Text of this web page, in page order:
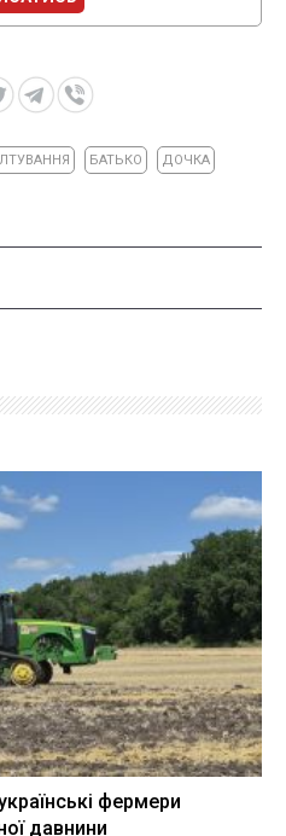
БАТЬКО ДОЧКА
фермери
давнини